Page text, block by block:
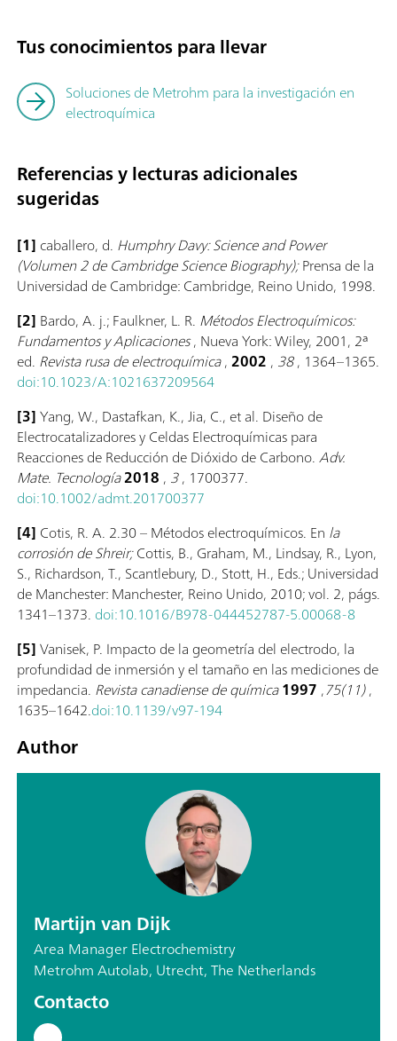
Tus conocimientos para llevar
Soluciones de Metrohm para la investigación en
electroquímica
Referencias y lecturas adicionales
sugeridas
[1] caballero, d. Humphry Davy: Science and Power
(Volumen 2 de Cambridge Science Biography);Prensa de la
Universidad de Cambridge: Cambridge, Reino Unido, 1998.
[2] Bardo, A. j.; Faulkner, L. R. Métodos Electroquímicos:
Fundamentos y Aplicaciones, Nueva York: Wiley, 2001, 2ª
ed. Revista rusa de electroquímica,2002 , 38, 1364–1365.
doi:10.1023/A:1021637209564
[3]Yang, W., Dastafkan, K., Jia, C., et al. Diseño de
Electrocatalizadores y Celdas Electroquímicas para
Reacciones de Reducción de Dióxido de Carbono.Adv.
Mate. Tecnología2018 , 3, 1700377.
doi:10.1002/admt.201700377
[4] Cotis, R. A. 2.30 – Métodos electroquímicos. En la
corrosión de Shreir;Cottis, B., Graham, M., Lindsay, R., Lyon,
S., Richardson, T., Scantlebury, D., Stott, H., Eds.; Universidad
de Manchester: Manchester, Reino Unido, 2010; vol. 2, págs.
1341–1373. doi:10.1016/B978-044452787-5.00068-8
[5]Vanisek, P. Impacto de la geometría del electrodo, la
profundidad de inmersión y el tamaño en las mediciones de
impedancia. Revista canadiense de química1997 ,75(11),
1635–1642.doi:10.1139/v97-194
Author
Martijn van Dijk
Area Manager Electrochemistry
Metrohm Autolab, Utrecht, The Netherlands
Contacto